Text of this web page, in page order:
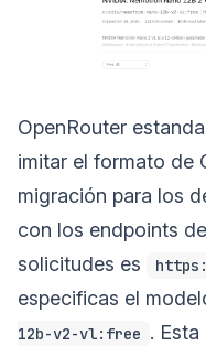
OpenRouter
imitar el formato de
migración para los
con los endpoints
solicitudes es
especificas el
12b-v2-vl:free .